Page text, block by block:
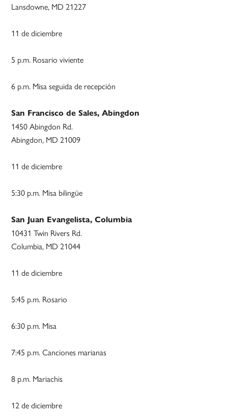
Lansdowne, MD 21227
11 de diciembre
5 p.m. Rosario viviente
6 p.m. Misa seguida de recepción
San Francisco de Sales, Abingdon
1450 Abingdon Rd.
Abingdon, MD 21009
11 de diciembre
5:30 p.m. Misa bilingüe
San Juan Evangelista, Columbia
10431 Twin Rivers Rd.
Columbia, MD 21044
11 de diciembre
5:45 p.m. Rosario
6:30 p.m. Misa
7:45 p.m. Canciones marianas
8 p.m. Mariachis
12 de diciembre